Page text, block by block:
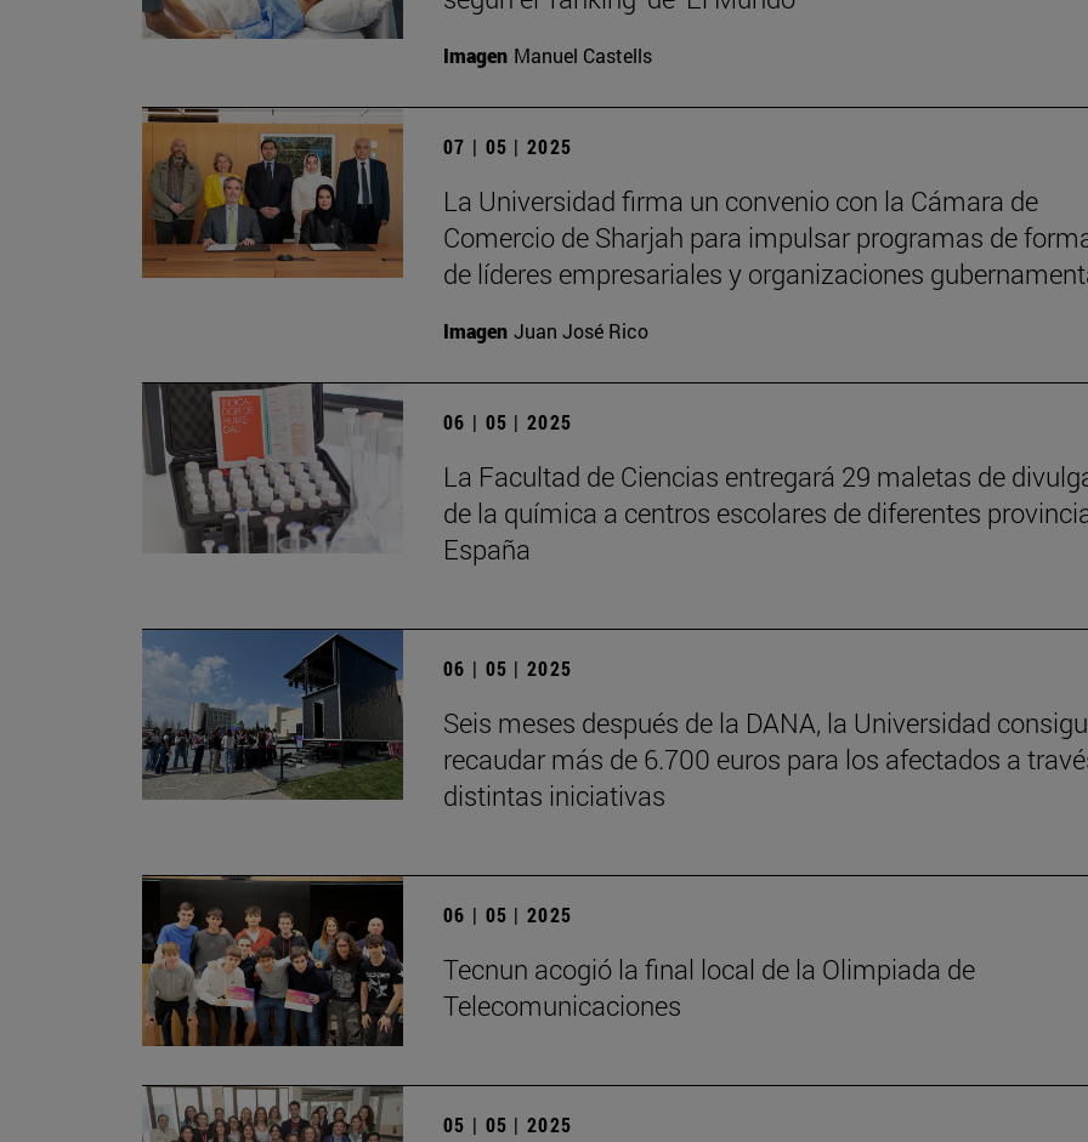
Imagen Manuel Castells
07 | 05 | 2025
La Universidad firma un convenio con la Cámara de
Comercio de Sharjah para impulsar programas de
de líderes empresariales y organizaciones
Imagen Juan José Rico
06 | 05 | 2025
La Facultad de Ciencias entregará 29 maletas de
de la química a centros escolares de diferentes
España
06 | 05 | 2025
Seis meses después de la DANA, la Universidad
recaudar más de 6.700 euros para los afectados a
distintas iniciativas
06 | 05 | 2025
­Tecnun acogió la final local de la Olimpiada de
Telecomunicaciones
05 | 05 | 2025